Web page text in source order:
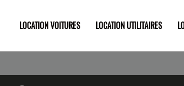
LOCATION VOITURES LOCATION UTILITAIRES